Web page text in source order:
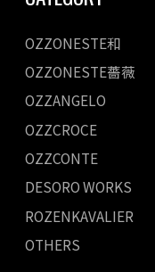
OZZONESTE和
OZZONESTE薔薇
OZZANGELO
OZZCROCE
OZZCONTE
DESORO WORKS
ROZENKAVALIER
OTHERS